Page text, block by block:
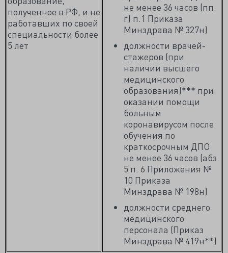
полученное в РФ, и не
работавших по своей
специальности более
5 лет
не менее 36 часов (пп.
г) п.1 Приказа
Минздрава № 327н)
должности врачей-
стажеров (при
наличии высшего
медицинского
образования)*** при
оказании помощи
больным
коронавирусом после
обучения по
краткосрочным ДПО
не менее 36 часов (абз.
5 п. 6 Приложения №
10 Приказа
Минздрава № 198н)
должности среднего
медицинского
персонала (Приказ
Минздрава № 419н**)